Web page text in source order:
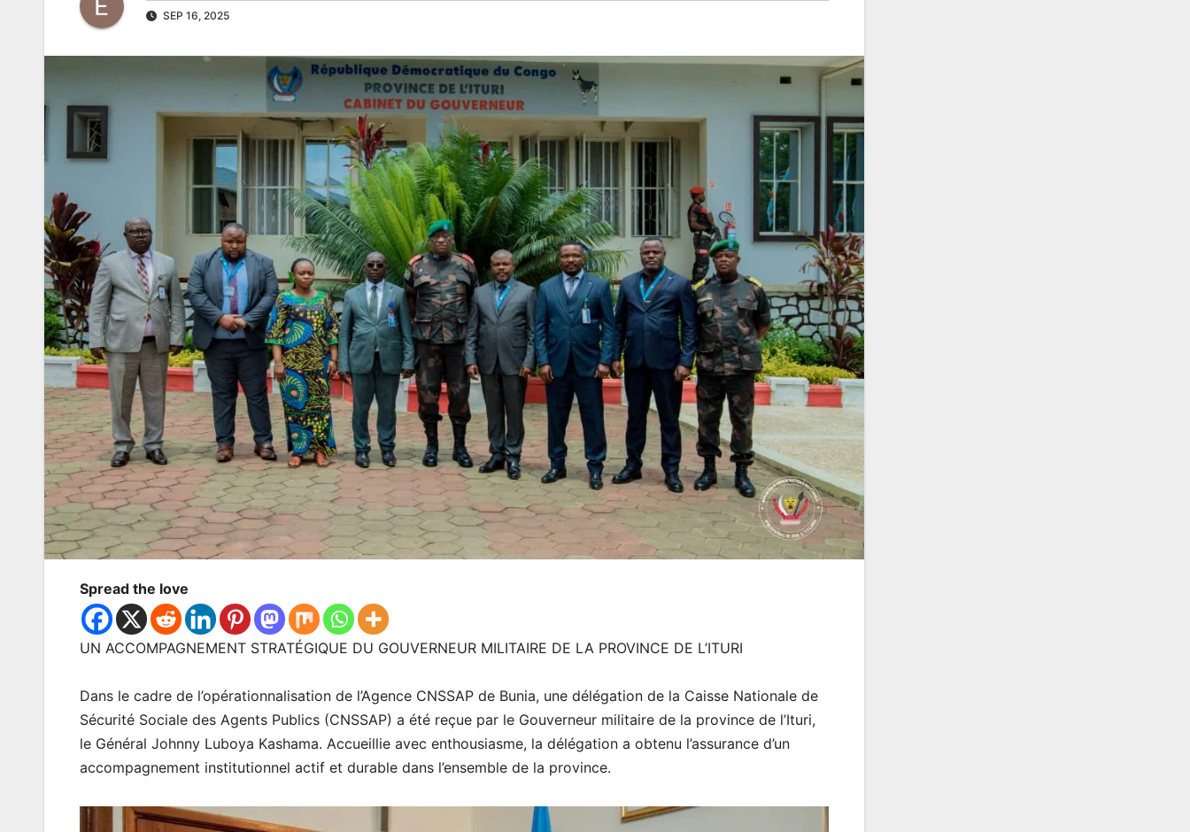
SEP 16, 2025
Spread the love
UN ACCOMPAGNEMENT STRATÉGIQUE DU GOUVERNEUR MILITAIRE DE LA PROVINCE DE L’ITURI
Dans le cadre de l’opérationnalisation de l’Agence CNSSAP de Bunia, une délégation de la Caisse Nationale de
Sécurité Sociale des Agents Publics (CNSSAP) a été reçue par le Gouverneur militaire de la province de l’Ituri,
le Général Johnny Luboya Kashama. Accueillie avec enthousiasme, la délégation a obtenu l’assurance d’un
accompagnement institutionnel actif et durable dans l’ensemble de la province.